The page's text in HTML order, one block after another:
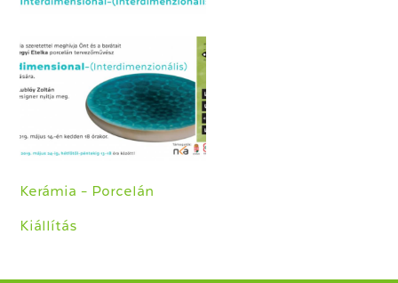
Kerámia - Porcelán
Kiállítás